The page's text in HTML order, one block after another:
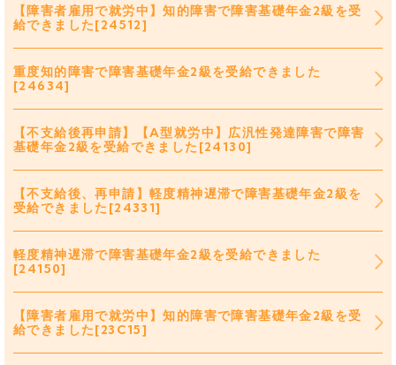
【障害者雇用で就労中】知的障害で障害基礎年金2級を受
給できました[24512]
重度知的障害で障害基礎年金2級を受給できました
[24634]
【不支給後再申請】【A型就労中】広汎性発達障害で障害
基礎年金2級を受給できました[24130]
【不支給後、再申請】軽度精神遅滞で障害基礎年金2級を
受給できました[24331]
軽度精神遅滞で障害基礎年金2級を受給できました
[24150]
【障害者雇用で就労中】知的障害で障害基礎年金2級を受
給できました[23C15]